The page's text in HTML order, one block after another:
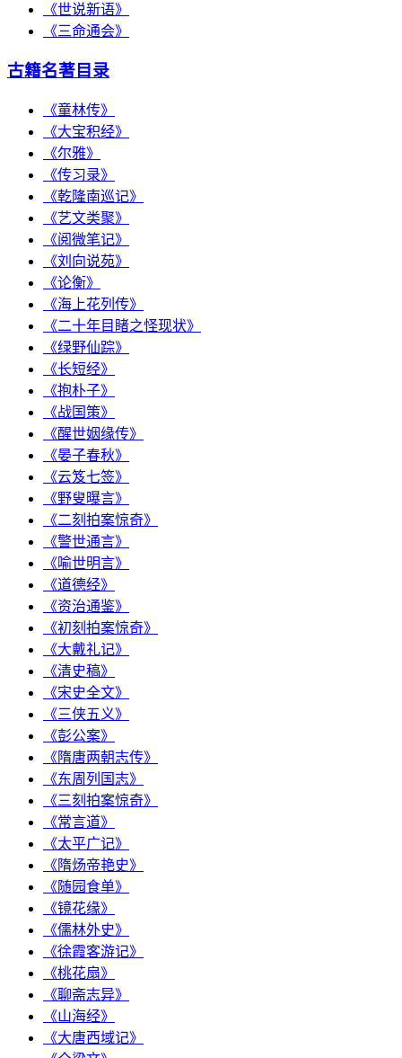
《世说新语》
《三命通会》
古籍名著目录
《童林传》
《大宝积经》
《尔雅》
《传习录》
《乾隆南巡记》
《艺文类聚》
《阅微笔记》
《刘向说苑》
《论衡》
《海上花列传》
《二十年目睹之怪现状》
《绿野仙踪》
《长短经》
《抱朴子》
《战国策》
《醒世姻缘传》
《晏子春秋》
《云笈七签》
《野叟曝言》
《二刻拍案惊奇》
《警世通言》
《喻世明言》
《道德经》
《资治通鉴》
《初刻拍案惊奇》
《大戴礼记》
《清史稿》
《宋史全文》
《三侠五义》
《彭公案》
《隋唐两朝志传》
《东周列国志》
《三刻拍案惊奇》
《常言道》
《太平广记》
《隋炀帝艳史》
《随园食单》
《镜花缘》
《儒林外史》
《徐霞客游记》
《桃花扇》
《聊斋志异》
《山海经》
《大唐西域记》